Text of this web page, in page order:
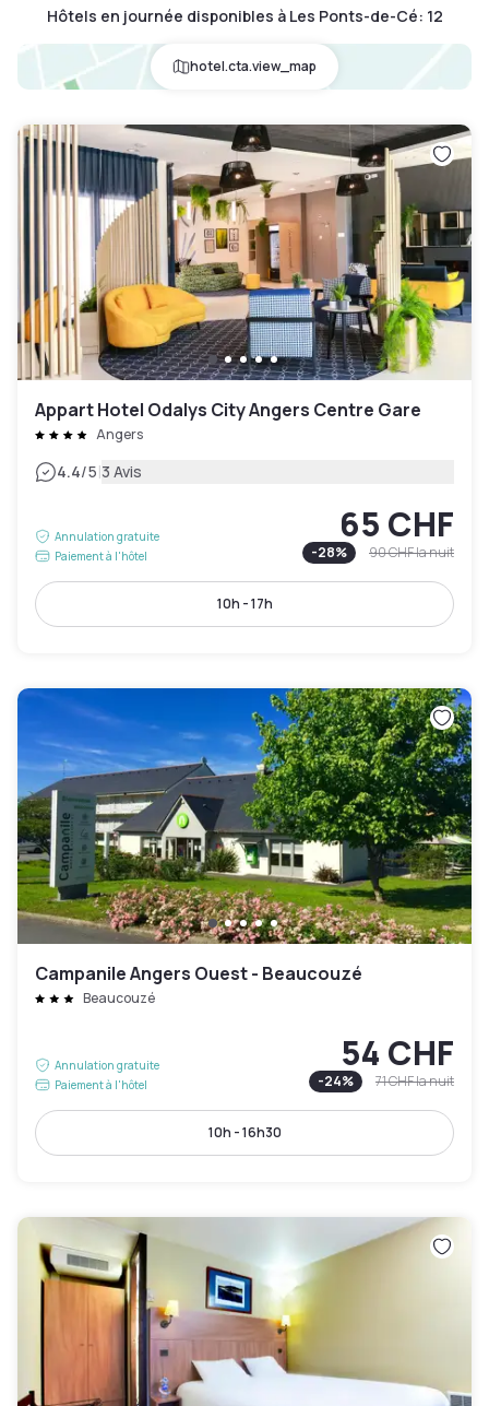
Hôtels en journée disponibles à Les Ponts-de-Cé: 12
hotel.cta.view_map
Appart Hotel Odalys City Angers Centre Gare
Angers
4.4/5|3 Avis
Annulation gratuite
Paiement à l'hôtel
65 CHF
-28% 90 CHFla nuit
10h - 17h
Campanile Angers Ouest - Beaucouzé
Beaucouzé
Annulation gratuite
Paiement à l'hôtel
54 CHF
-24% 71 CHFla nuit
10h - 16h30